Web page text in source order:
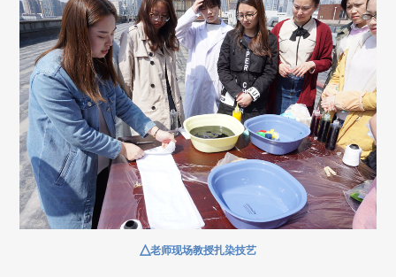
△老师现场教授扎染技艺